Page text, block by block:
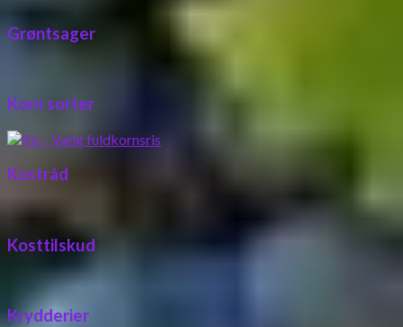
Grøntsager
Korn sorter
Kostråd
Kosttilskud
Krydderier